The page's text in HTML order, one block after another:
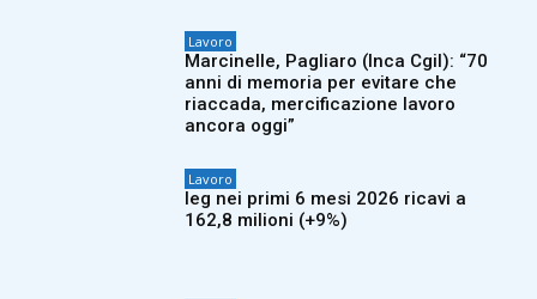
Lavoro
Marcinelle, Pagliaro (Inca Cgil): “70
anni di memoria per evitare che
riaccada, mercificazione lavoro
ancora oggi”
Lavoro
Ieg nei primi 6 mesi 2026 ricavi a
162,8 milioni (+9%)